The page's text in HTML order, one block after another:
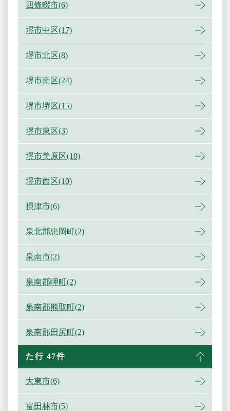
四條畷市(6)
堺市中区(17)
堺市北区(8)
堺市南区(24)
堺市堺区(15)
堺市東区(3)
堺市美原区(10)
堺市西区(10)
摂津市(6)
泉北郡忠岡町(2)
泉南市(2)
泉南郡岬町(2)
泉南郡熊取町(2)
泉南郡田尻町(2)
た行 47件
大東市(6)
富田林市(5)